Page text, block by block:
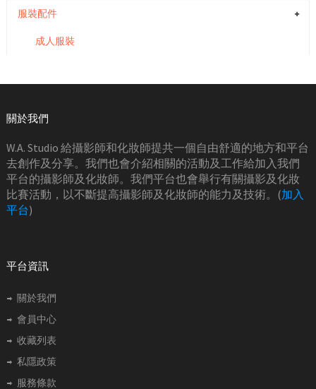
服裝配件
成人服裝
關於我們
W.A. Studio 給攝影師和化妝師提共一個自由舒適的地方和平台
去創作及分享。我們也會介紹相關的活動及工作給加入我們
平台的攝影師及化妝師。我們平台也會舉行有關攝影及化妝
比賽活動，以不斷提高攝影師及化妝師的能力及技術。(加入
平台)
平台資訊
關於我們
會員中心
收藏列表
私隱政策
服務條款